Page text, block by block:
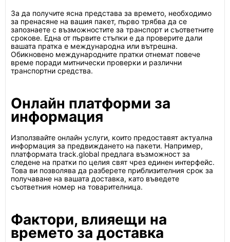
За да получите ясна представа за времето, необходимо
за пренасяне на вашия пакет, първо трябва да се
запознаете с възможностите за транспорт и съответните
срокове. Една от първите стъпки е да проверите дали
вашата пратка е международна или вътрешна.
Обикновено международните пратки отнемат повече
време поради митнически проверки и различни
транспортни средства.
Онлайн платформи за
информация
Използвайте онлайн услуги, които предоставят актуална
информация за предвиждането на пакети. Например,
платформата track.global предлага възможност за
следене на пратки по целия свят чрез единен интерфейс.
Това ви позволява да разберете приблизителния срок за
получаване на вашата доставка, като въведете
съответния номер на товарителница.
Фактори, влияещи на
времето за доставка